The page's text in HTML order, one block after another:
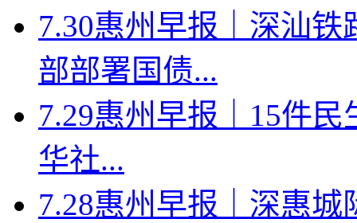
7.30惠州早报｜深汕
部部署国债...
7.29惠州早报｜15件
华社...
7.28惠州早报｜深惠